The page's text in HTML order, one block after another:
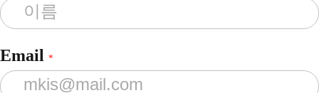
Email *